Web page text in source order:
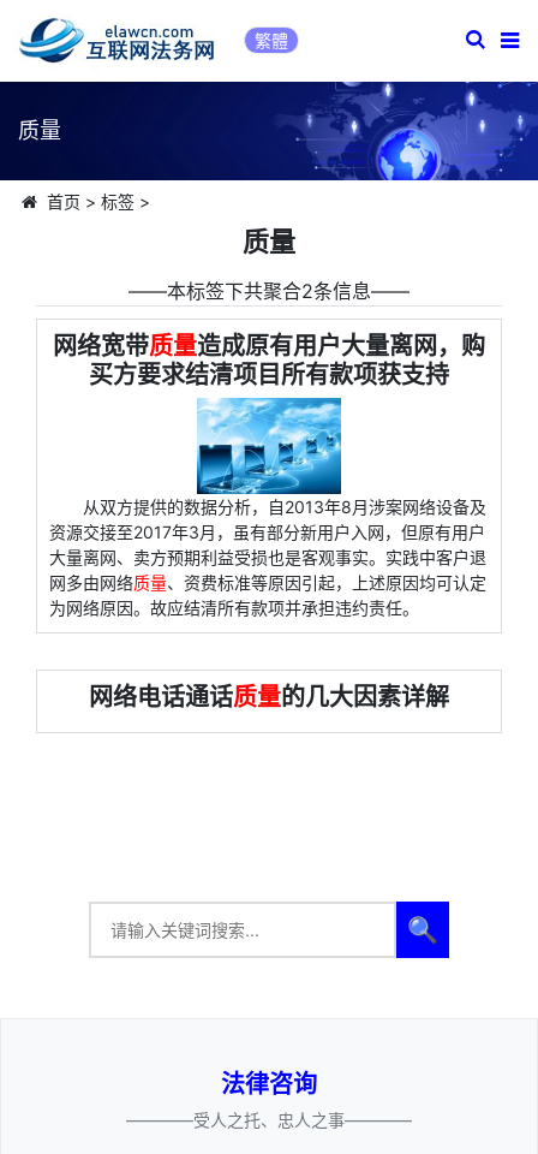
繁體
质量
首页 > 标签>
质量
――本标签下共聚合2条信息――
网络宽带质量造成原有用户大量离网，购
买方要求结清项目所有款项获支持
从双方提供的数据分析，自2013年8月涉案网络设备及
资源交接至2017年3月，虽有部分新用户入网，但原有用户
大量离网、卖方预期利益受损也是客观事实。实践中客户退
网多由网络质量、资费标准等原因引起，上述原因均可认定
为网络原因。故应结清所有款项并承担违约责任。
网络电话通话质量的几大因素详解
🔍
法律咨询
————受人之托、忠人之事————